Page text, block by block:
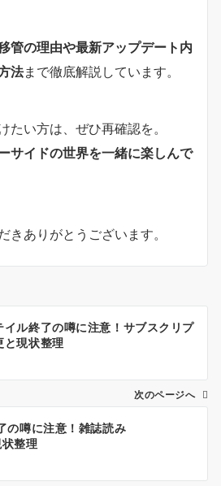
管の理由や最新アップデート内
法まで徹底解説しています。
たい方は、ぜひ再確認を。
サイドの世界を一緒に楽しんで
きありがとうございます。
イル終了の噂に注意！サブスクリプ
と現状整理
次のページへ
噂に注意！雑誌読み
整理